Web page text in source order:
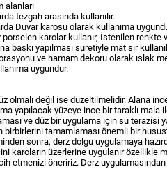
alanları
tezgah arasında kullanılır.
Duvar karosu olarak kullanıma
karolar kullanır, İstenilen renkte
baskı yapılması suretiyle mat sır
ve hamam dekoru olarak ıslak
uygundur.
değil ise düzeltilmelidir. Alana ince
yapılacak yüzeye ince bir taraklı
ve düz bir uygulama için su
birbirlerini tamamlaması önemli bir
sonra, derz dolgu uygulamaya
karoların üzerlerine uygulanır özellikle
etmenizi öneririz. Derz